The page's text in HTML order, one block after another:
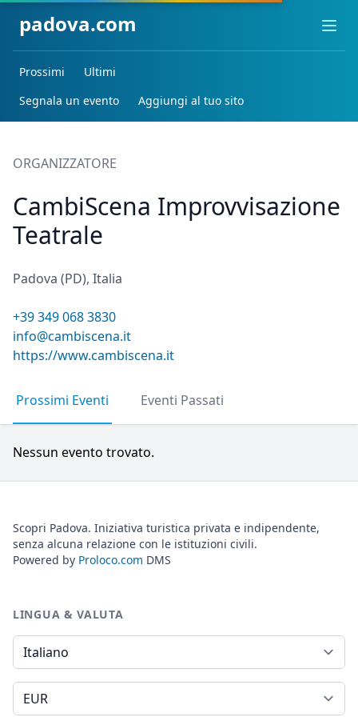
padova.com
Prossimi
Ultimi
Segnala un evento
Aggiungi al tuo sito
ORGANIZZATORE
CambiScena Improvvisazione
Teatrale
Padova (PD), Italia
+39 349 068 3830
info@cambiscena.it
https://www.cambiscena.it
Prossimi Eventi Eventi Passati
Nessun evento trovato.
Scopri Padova. Iniziativa turistica privata e indipendente,
senza alcuna relazione con le istituzioni civili.
Powered by Proloco.com DMS
LINGUA & VALUTA
Lingua
Valuta